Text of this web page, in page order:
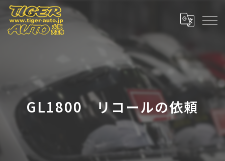
GL1800 リコールの依頼